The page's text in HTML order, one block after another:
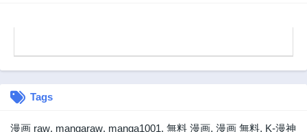
第1話
たらと絡んできま
Tags
漫画 raw, mangaraw, manga1001, 無料 漫画, 漫画 無料, K-漫神